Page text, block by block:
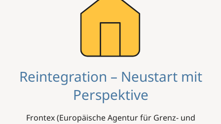
Reintegration – Neustart mit
Perspektive
Frontex (Europäische Agentur für Grenz- und